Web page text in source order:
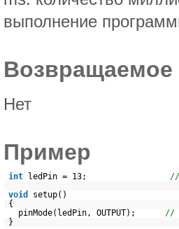
выполнение
Возвращаемое
Нет
Пример
int ledPin = 13; //
void
setup()
{
pinMode(ledPin, OUTPUT); //
}